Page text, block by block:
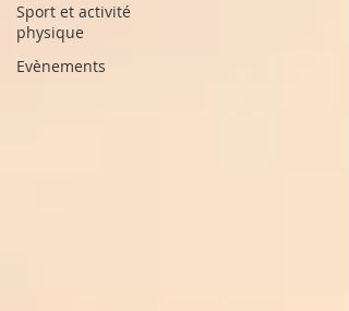
Sport et activité
physique
Evènements